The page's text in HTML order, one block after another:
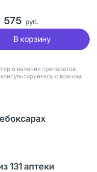
575 руб.
В корзину
о наличии препаратов.
с врачом
131 аптеки